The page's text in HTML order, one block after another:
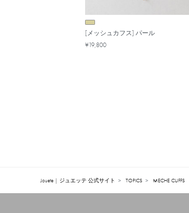
[メッシュカフス] パール
¥19,800
Jouete | ジュエッテ 公式サイト TOPICS MECHE CUFFS